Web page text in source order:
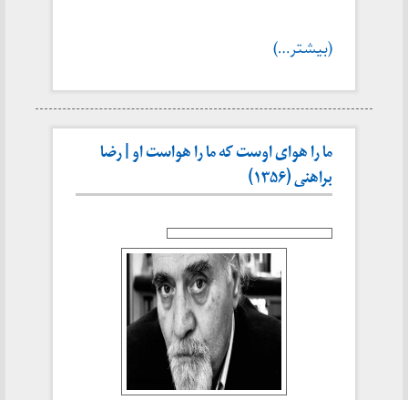
(بیشتر…)
ما را هوای اوست که ما را هواست او | رضا
براهنی (۱۳۵۶)